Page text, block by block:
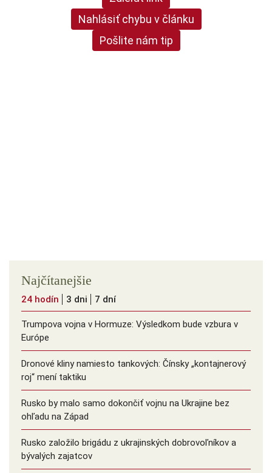
Nahlásiť chybu v článku
Pošlite nám tip
Najčítanejšie
24 hodín 3 dni 7 dní
Trumpova vojna v Hormuze: Výsledkom bude vzbura v
Európe
Dronové kliny namiesto tankových: Čínsky ️„kontajnerový
roj“ mení taktiku
Rusko by malo samo dokončiť vojnu na Ukrajine bez
ohľadu na Západ
Rusko založilo brigádu z ukrajinských dobrovoľníkov a
bývalých zajatcov